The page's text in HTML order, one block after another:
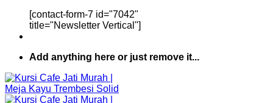
[contact-form-7 id="7042"
title="Newsletter Vertical"]
Add anything here or just remove it...